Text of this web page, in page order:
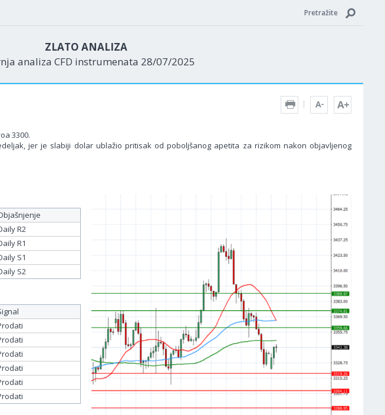
Pretražite
ZLATO ANALIZA
analiza CFD instrumenata 28/07/2025
3300.
jer je slabiji dolar ublažio pritisak od poboljšanog apetita za rizikom nakon objavljenog
R2
R1
S1
S2